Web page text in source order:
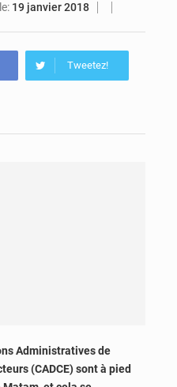
le: 19 janvier 2018
Tweetez!
Administratives de
(CADCE) sont à pied